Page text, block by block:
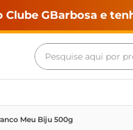
Clube GBarbosa e
Pesquise aqui por
Meu Biju 500g
Termos mais
maquina lavar